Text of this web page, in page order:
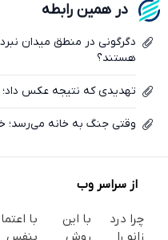
در همین رابطه
دگرگونی در منطق میدان
هستند؟
تهدیدی که نتیجه عکس داد؛
وقتی جنگ به خانه می‌رسد؛
از سراسر وب
چرا درد
با این
با